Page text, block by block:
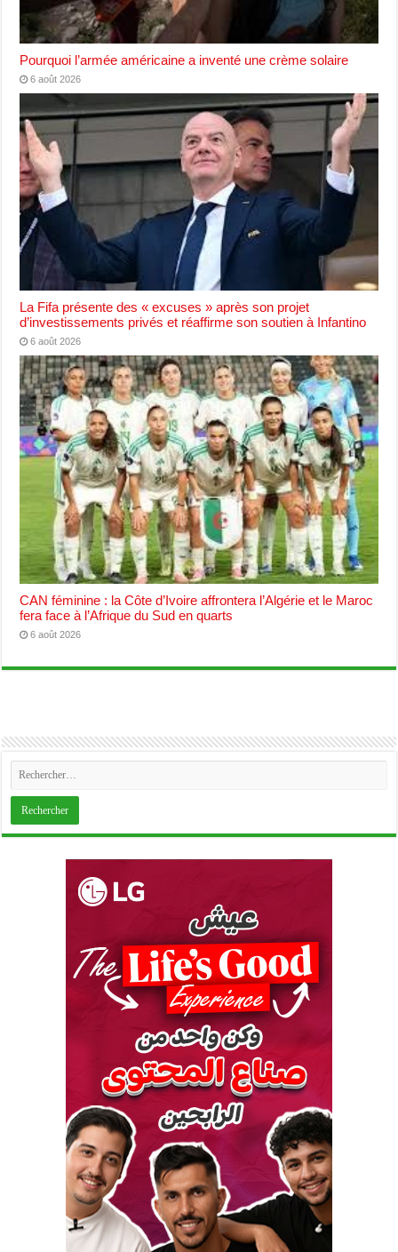
Pourquoi l’armée américaine a inventé une crème solaire
6 août 2026
La Fifa présente des « excuses » après son projet
d’investissements privés et réaffirme son soutien à Infantino
6 août 2026
CAN féminine : la Côte d’Ivoire affrontera l’Algérie et le Maroc
fera face à l’Afrique du Sud en quarts
6 août 2026